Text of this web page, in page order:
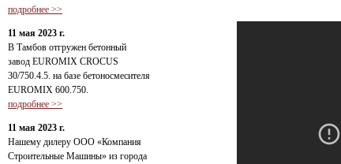
подробнее >>
11 мая 2023 г.
В Тамбов отгружен бетонный
завод EUROMIX CROCUS
30/750.4.5. на базе бетоносмесителя
EUROMIX 600.750.
подробнее >>
11 мая 2023 г.
Нашему дилеру ООО «Компания
Строительные Машины» из города